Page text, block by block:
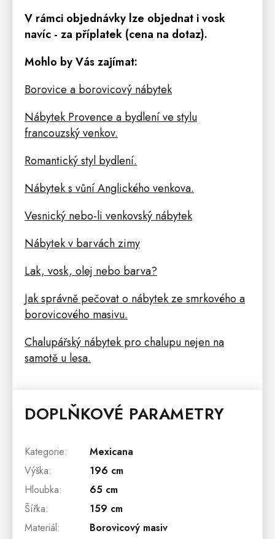
V rámci objednávky lze objednat i vosk
navíc - za příplatek (cena na dotaz).
Mohlo by Vás zajímat:
Borovice a borovicový nábytek
Nábytek Provence a bydlení ve stylu
francouzský venkov.
Romantický styl bydlení.
Nábytek s vůní Anglického venkova.
Vesnický nebo-li venkovský nábytek
Nábytek v barvách zimy
Lak, vosk, olej nebo barva?
Jak správně pečovat o nábytek ze smrkového a
borovicového masivu.
Chalupářský nábytek pro chalupu nejen na
samotě u lesa.
DOPLŇKOVÉ PARAMETRY
Kategorie:
Mexicana
Výška:
196 cm
Hloubka:
65 cm
Šířka:
159 cm
Materiál:
Borovicový masiv